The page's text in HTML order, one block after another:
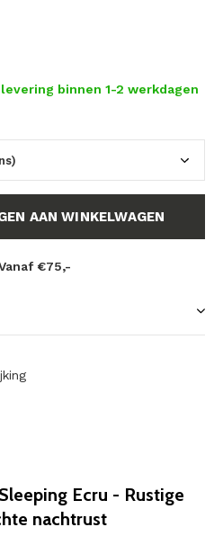
binnen 1-2 werkdagen
AAN WINKELWAGEN
€75,-
Ecru - Rustige
nachtrust